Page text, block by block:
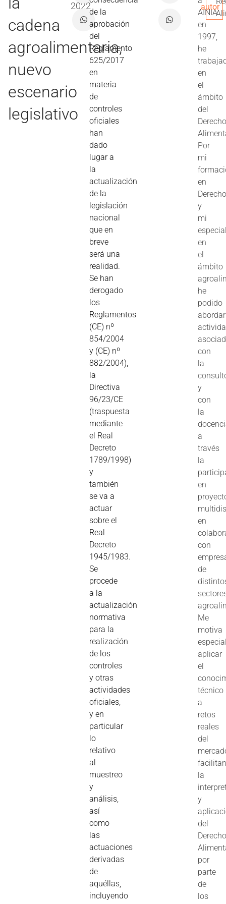
cadena
agroalimentaria,
nuevo
escenario
legislativo
2022
de la
aprobación
del
Reglamento
625/2017
en
materia
de
controles
oficiales
han
dado
lugar a
la
actualización
de la
legislación
nacional
que en
breve
será una
realidad.
Se han
derogado
los
Reglamentos
(CE) nº
854/2004
y (CE) nº
882/2004),
la
Directiva
96/23/CE
(traspuesta
mediante
el Real
Decreto
1789/1998)
y
también
se va a
actuar
sobre el
Real
Decreto
1945/1983.
Se
procede
a la
actualización
normativa
para la
realización
de los
controles
y otras
actividades
oficiales,
y en
particular
lo
relativo
al
muestreo
y
análisis,
así
como
las
actuaciones
derivadas
de
aquéllas,
incluyendo
AINIA
en
1997,
he
en
el
ámbito
del
Por
mi
en
y
mi
en
el
ámbito
he
podido
abordar
con
la
y
con
la
a
través
la
en
en
con
de
Me
motiva
aplicar
el
técnico
a
retos
reales
del
la
y
del
por
parte
de
los
autor